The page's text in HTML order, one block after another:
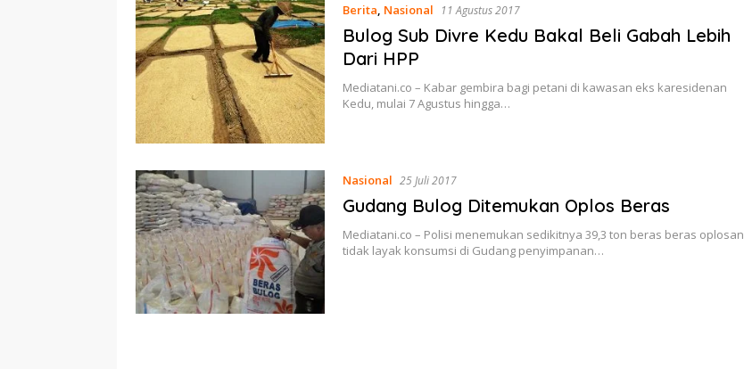
Berita, Nasional 11 Agustus 2017
Bulog Sub Divre Kedu Bakal Beli Gabah Lebih
Dari HPP
Mediatani.co – Kabar gembira bagi petani di kawasan eks karesidenan
Kedu, mulai 7 Agustus hingga…
Nasional 25 Juli 2017
Gudang Bulog Ditemukan Oplos Beras
Mediatani.co – Polisi menemukan sedikitnya 39,3 ton beras beras oplosan
tidak layak konsumsi di Gudang penyimpanan…